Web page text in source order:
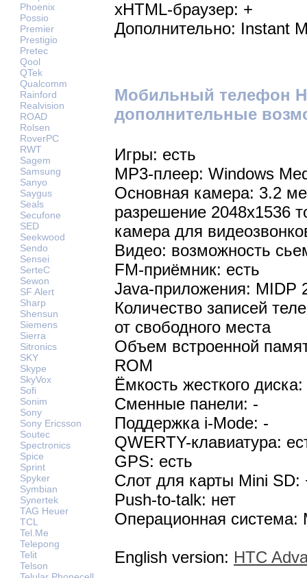
Phoenix
Possio
Premier
Prestigio
Pretec
Qool
QTek
Qualcomm
Rainford
Realvision
ROAD
Rolsen
RoverPC
RWT
Sagem
Samsung
Sanyo
Saygus
Seals
Secufone
SED
Seekwood
Sendo
Sensei
SerteC
Sewon
SF Alert
Sharp
Shensun
Siemens
Sierra
Sitronics
SKY
Skype
SkyVox
Sofi
Sonim
Sony
Sony Ericsson
Soutec
Spectronics
Spice
Sprint
Spyker
Symbian
Synertek
TAG Heuer
TCL
Tel.Me
Telepong
Telit
Telson
xHTML-браузер: +
Дополнительно: Instant
Мобильный телефон
дополнительные
Игры: есть
MP3-плеер: Windows
Основная камера: 3.2
разрешение 2048х1536
камера для
Видео: возможность
FM-приёмник: есть
Java-приложения: MIDP
Количество записей
от свободного места
Объем встроенной
ROM
Ёмкость жесткого
Сменные панели: -
Поддержка i-Mode: -
QWERTY-клавиатура:
GPS: есть
Слот для карты Mini SD:
Push-to-talk: нет
Операционная система:
English version: HTC